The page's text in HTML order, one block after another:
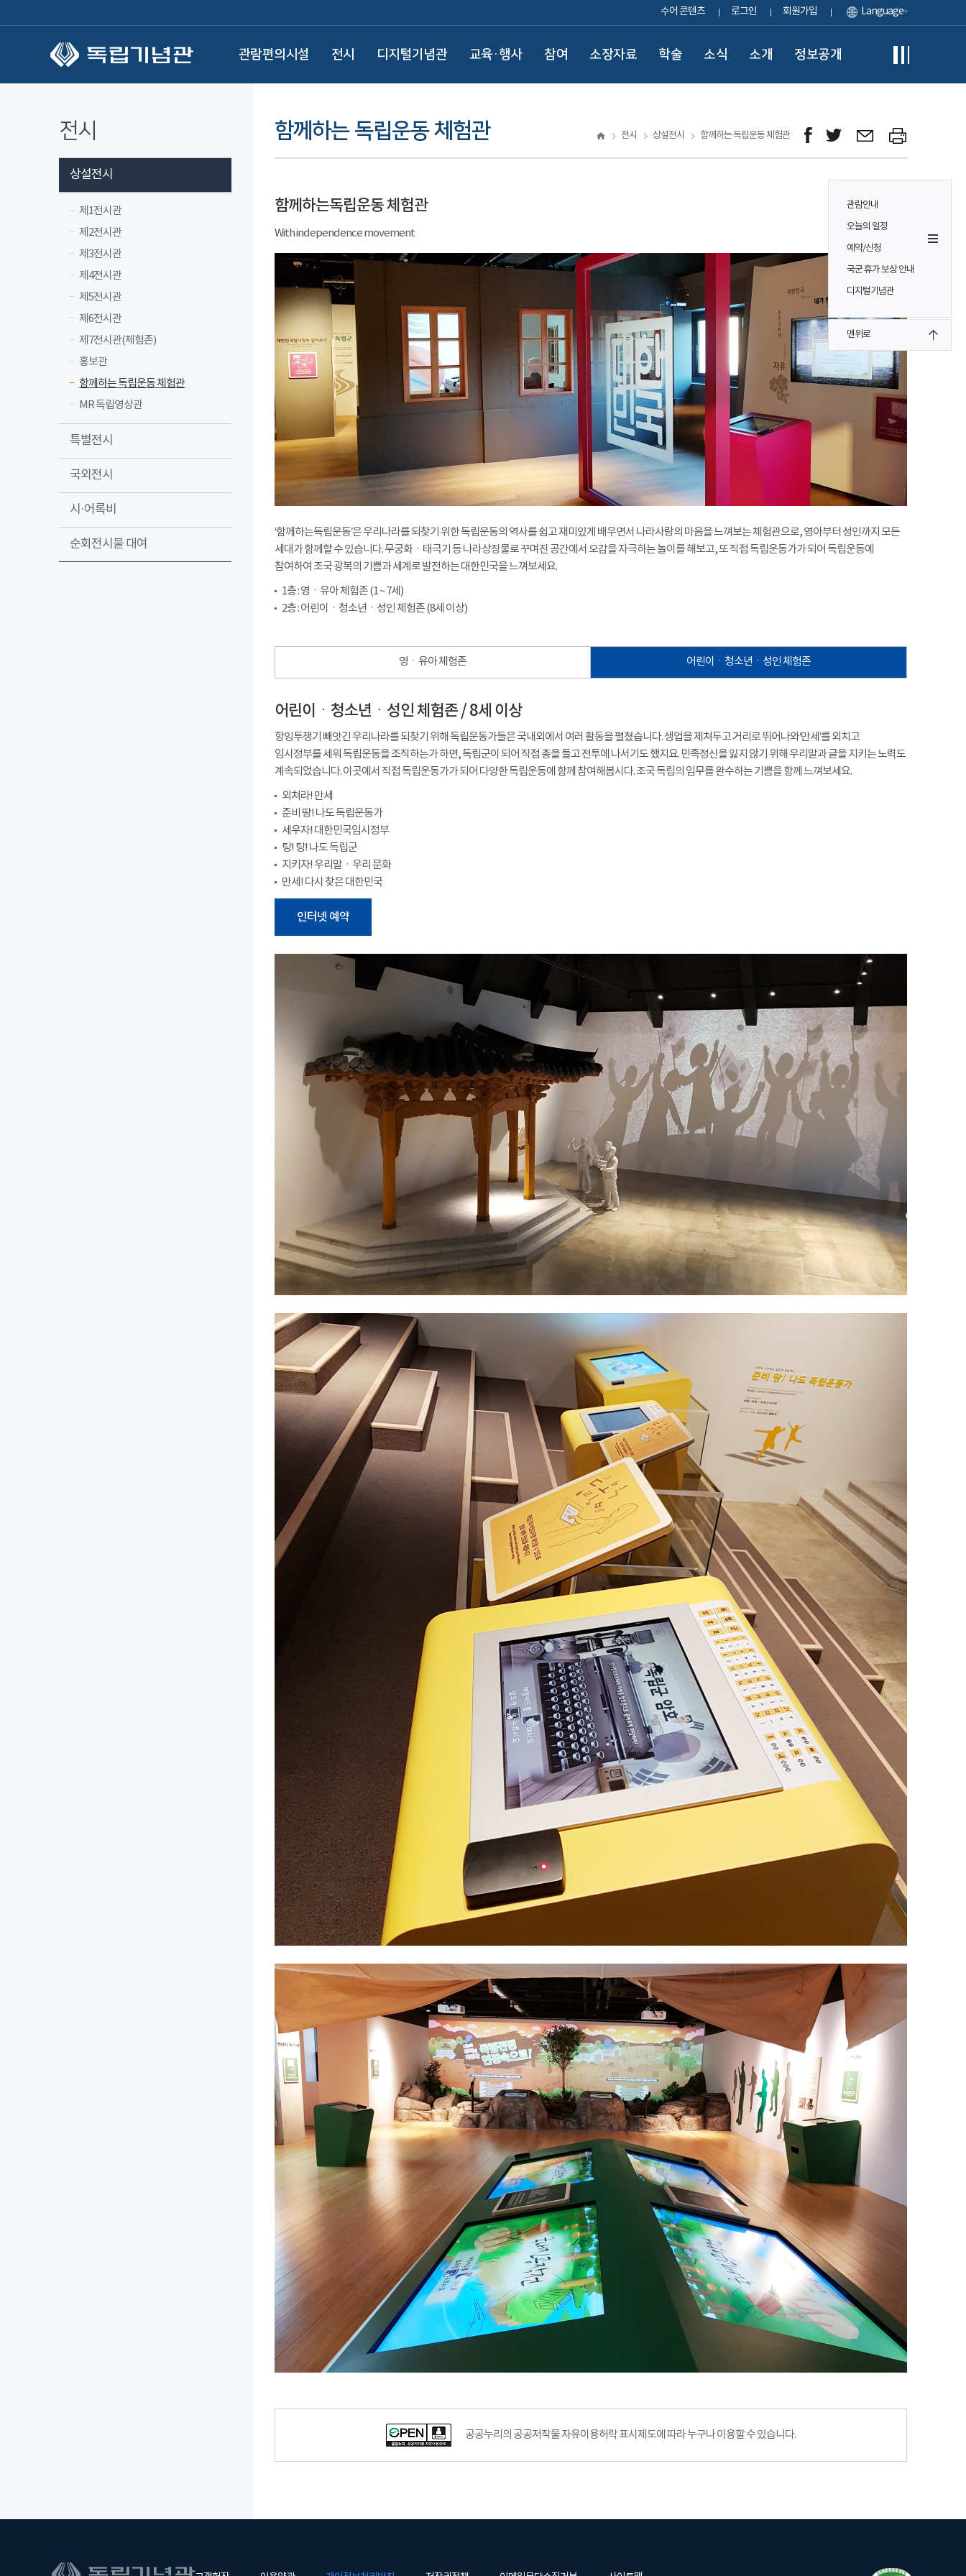
수어 콘텐츠 로그인 회원가입 Language
관람편의시설 전시 디지털기념관 교육·행사 참여 소장자료 학술 소식 소개 정보공개
관람안내
오늘의 일정
예약/신청
국군 휴가 보상 안내
디지털기념관
맨위로
전시
상설전시
제1전시관
제2전시관
제3전시관
제4전시관
제5전시관
제6전시관
제7전시관(체험존)
홍보관
함께하는 독립운동 체험관
MR 독립영상관
특별전시
국외전시
시·어록비
순회전시물 대여
함께하는 독립운동 체험관 전시 상설전시 함께하는 독립운동 체험관
함께하는독립운동 체험관
With independence movement
‘함께하는독립운동’은 우리나라를 되찾기 위한 독립운동의 역사를 쉽고 재미있게 배우면서 나라사랑의 마음을 느껴보는 체험관으로, 영아부터 성인까지 모든
세대가 함께할 수 있습니다. 무궁화ㆍ태극기 등 나라상징물로 꾸며진 공간에서 오감을 자극하는 놀이를 해보고, 또 직접 독립운동가가 되어 독립운동에
참여하여 조국 광복의 기쁨과 세계로 발전하는 대한민국을 느껴보세요.
1층 : 영ㆍ유아 체험존 (1 ~ 7세)
2층 : 어린이ㆍ청소년ㆍ성인 체험존 (8세 이상)
영ㆍ유아 체험존 어린이ㆍ청소년ㆍ성인 체험존
어린이ㆍ청소년ㆍ성인 체험존 / 8세 이상
항잉투쟁기 빼앗긴 우리나라를 되찾기 위해 독립운동가들은 국내외에서 여러 활동을 펼쳤습니다. 생업을 제쳐두고 거리로 뛰어나와‘만세’를 외치고
임시정부를 세워 독립운동을 조직하는가 하면, 독립군이 되어 직접 총을 들고 전투에 나서기도 했지요. 민족정신을 잃지 않기 위해 우리말과 글을 지키는 노력도
계속되었습니다. 이곳에서 직접 독립운동가가 되어 다양한 독립운동에 함께 참여해봅시다. 조국 독립의 임무를 완수하는 기쁨을 함께 느껴보세요.
외쳐라! 만세
준비 땅! 나도 독립운동가
세우자! 대한민국임시정부
탕! 탕! 나도 독립군
지키자! 우리말ㆍ우리 문화
만세! 다시 찾은 대한민국
인터넷 예약
공공누리의 공공저작물 자유이용허락 표시제도에 따라 누구나 이용할 수 있습니다.